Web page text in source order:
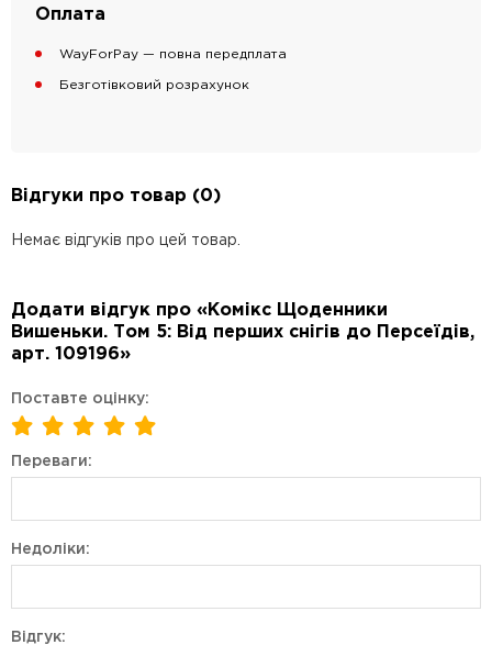
Оплата
WayForPay — повна передплата
Безготівковий розрахунок
Відгуки про товар (0)
Немає відгуків про цей товар.
Додати відгук про «Комікс Щоденники
Вишеньки. Том 5: Від перших снігів до Персеїдів,
арт. 109196»
Поставте оцінку:
Переваги:
Недоліки:
Відгук: